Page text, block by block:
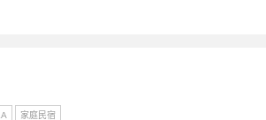
家庭民宿